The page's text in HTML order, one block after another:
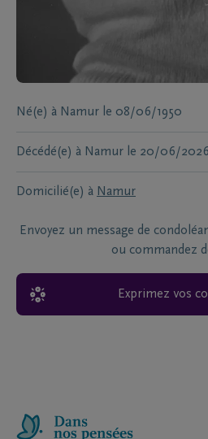
Né(e) à Namur le 08/06/1950
Décédé(e) à Namur le 20/06/2026
Domicilié(e) à Namur
Envoyez un message de
ou commandez
Exprimez vos